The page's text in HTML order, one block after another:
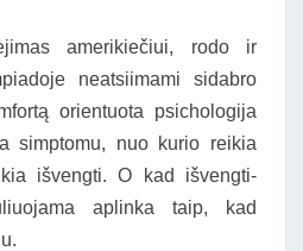
amerikiečiui, rodo ir
neatsiimami sidabro
orientuota psichologija
simptomu, nuo kurio reikia
išvengti. O kad išvengti-
aplinka taip, kad